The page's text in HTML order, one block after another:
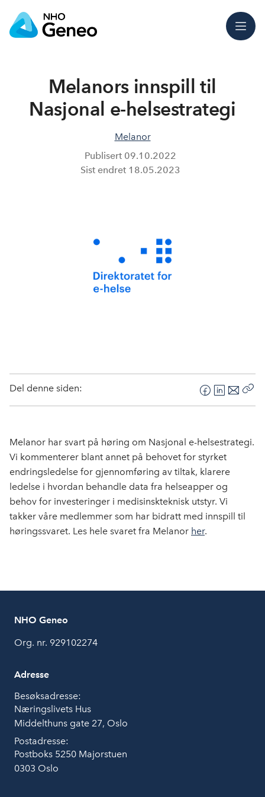
Meny
Melanors innspill til
Nasjonal e-helsestrategi
Melanor
Publisert 09.10.2022
Sist endret 18.05.2023
Del denne siden:
F
a
e
b
o
k
L
i
k
e
E
-
o
Melanor har svart på høring om Nasjonal e-helsestrategi.
Vi kommenterer blant annet på behovet for styrket
endringsledelse for gjennomføring av tiltak, klarere
ledelse i hvordan behandle data fra helseapper og
behov for investeringer i medisinskteknisk utstyr. Vi
takker våre medlemmer som har bidratt med innspill til
høringssvaret. Les hele svaret fra Melanor her.
NHO Geneo
Org. nr. 929102274
Adresse
Besøksadresse:
Næringslivets Hus
Middelthuns gate 27, Oslo
Postadresse:
Postboks 5250 Majorstuen
0303 Oslo